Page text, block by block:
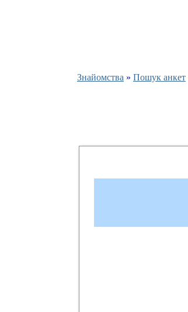
Знайомства » Пошук анкет